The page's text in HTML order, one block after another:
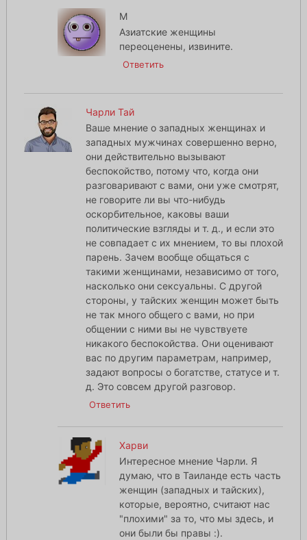
M
Азиатские женщины
переоценены, извините.
Ответить
Чарли Тай
Ваше мнение о западных женщинах и
западных мужчинах совершенно верно,
они действительно вызывают
беспокойство, потому что, когда они
разговаривают с вами, они уже смотрят,
не говорите ли вы что-нибудь
оскорбительное, каковы ваши
политические взгляды и т. д., и если это
не совпадает с их мнением, то вы плохой
парень. Зачем вообще общаться с
такими женщинами, независимо от того,
насколько они сексуальны. С другой
стороны, у тайских женщин может быть
не так много общего с вами, но при
общении с ними вы не чувствуете
никакого беспокойства. Они оценивают
вас по другим параметрам, например,
задают вопросы о богатстве, статусе и т.
д. Это совсем другой разговор.
Ответить
Харви
Интересное мнение Чарли. Я
думаю, что в Таиланде есть часть
женщин (западных и тайских),
которые, вероятно, считают нас
"плохими" за то, что мы здесь, и
они были бы правы :).